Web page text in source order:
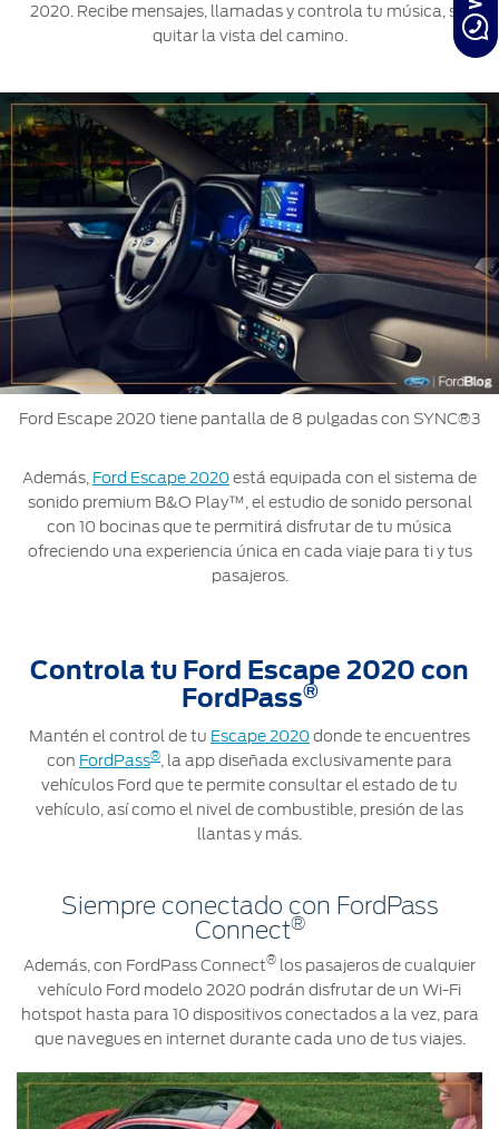
2020. Recibe mensajes, llamadas y controla tu música, sin
quitar la vista del camino.
Ford Escape 2020 tiene pantalla de 8 pulgadas con SYNC®3
Además, Ford Escape 2020 está equipada con el sistema de
sonido premium B&O Play™, el estudio de sonido personal
con 10 bocinas que te permitirá disfrutar de tu música
ofreciendo una experiencia única en cada viaje para ti y tus
pasajeros.
Controla tu Ford Escape 2020 con
FordPass®
Mantén el control de tu Escape 2020 donde te encuentres
con FordPass®, la app diseñada exclusivamente para
vehículos Ford que te permite consultar el estado de tu
vehículo, así como el nivel de combustible, presión de las
llantas y más.
Siempre conectado con FordPass
Connect®
Además, con FordPass Connect® los pasajeros de cualquier
vehículo Ford modelo 2020 podrán disfrutar de un Wi-Fi
hotspot hasta para 10 dispositivos conectados a la vez, para
que navegues en internet durante cada uno de tus viajes.